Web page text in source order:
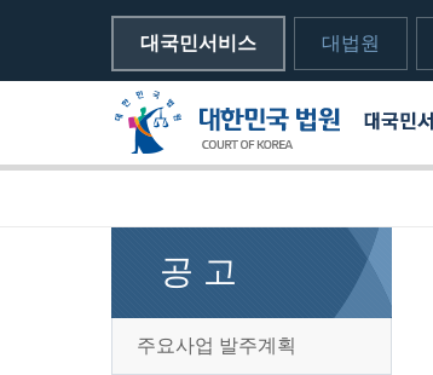
대국민서비스 대법원
메뉴전체보기
공 고
주요사업 발주계획